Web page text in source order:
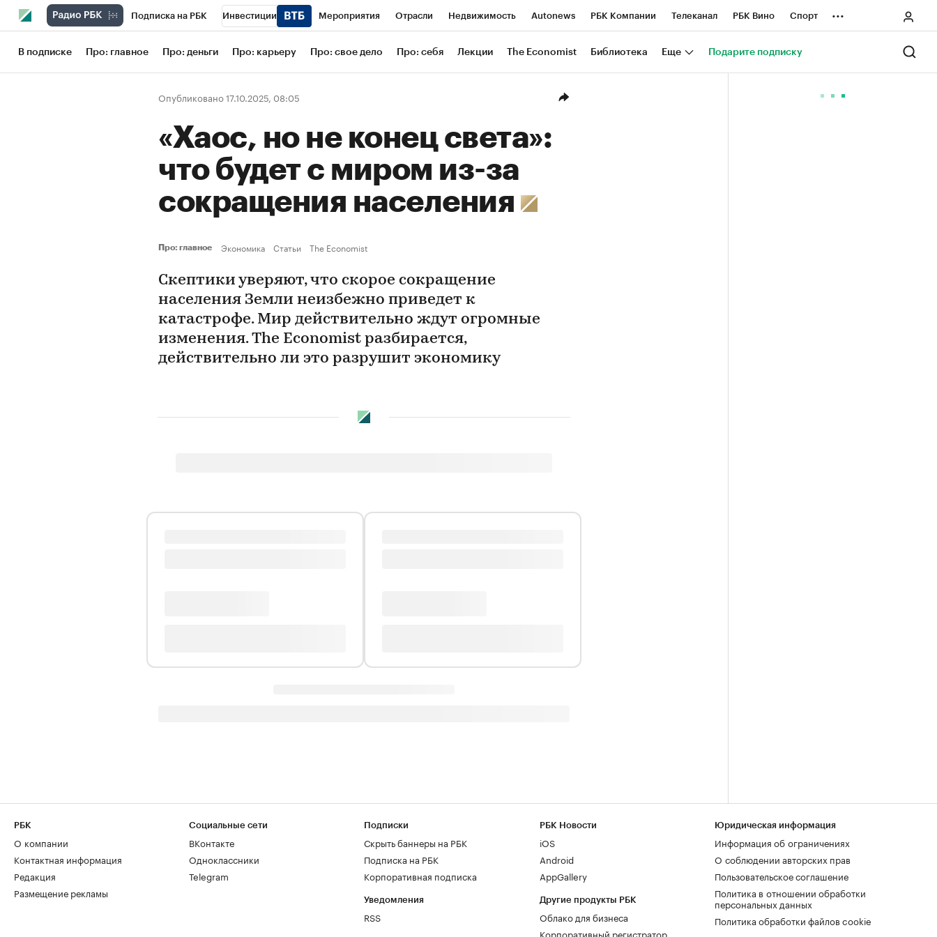
Подписка на РБК Инвестиции Мероприятия Отрасли Недвижимость Autonews РБК Компании Телеканал РБК Вино Спорт
Школа управления РБК РБК Образование РБК Life Тренды Визионеры Национальные проекты Город
Рынок наличной валюты
...
В подписке Про: главное Про: деньги Про: карьеру Про: свое дело Про: себя Лекции The Economist Библиотека Еще Подарите подписку
Опубликовано 17.10.2025, 08:05
«Хаос, но не конец света»:
что будет с миром из-за
сокращения населения
Про: главное Экономика Статьи The Economist
Скептики уверяют, что скорое сокращение
населения Земли неизбежно приведет к
катастрофе. Мир действительно ждут огромные
изменения. The Economist разбирается,
действительно ли это разрушит экономику
РБК
О компании
Контактная информация
Редакция
Размещение рекламы
Социальные сети
ВКонтакте
Одноклассники
Telegram
Подписки
Скрыть баннеры на РБК
Подписка на РБК
Корпоративная подписка
Уведомления
RSS
РБК Новости
iOS
Android
AppGallery
Другие продукты РБК
Облако для бизнеса
Корпоративный регистратор
Юридическая информация
Информация об ограничениях
О соблюдении авторских прав
Пользовательское соглашение
Политика в отношении обработки
персональных данных
Политика обработки файлов cookie